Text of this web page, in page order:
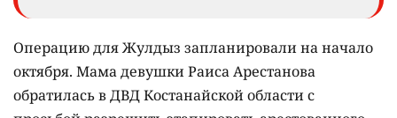
Операцию для Жулдыз запланировали на начало
октября. Мама девушки Раиса Арестанова
обратилась в ДВД Костанайской области с